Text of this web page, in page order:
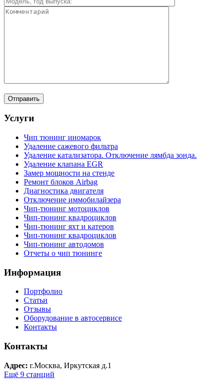
Услуги
Чип тюнинг иномарок
Удаление сажевого фильтра
Удаление катализатора. Отключение лямбда зонда.
Удаление клапана EGR
Замер мощности на стенде
Ремонт блоков Airbag
Диагностика двигателя
Отключение иммобилайзера
Чип-тюнинг мотоциклов
Чип-тюнинг квадроциклов
Чип-тюнинг яхт и катеров
Чип-тюнинг квадроциклов
Чип-тюнинг автодомов
Отчеты о чип тюнинге
Информация
Портфолио
Статьи
Отзывы
Оборудование в автосервисе
Контакты
Контакты
Адрес: г.Москва, Иркутская д.1
Ещё 9 станций